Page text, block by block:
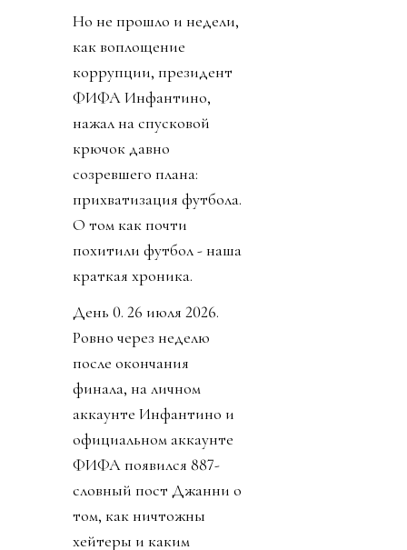
Но не прошло и недели,
как воплощение
коррупции, президент
ФИФА Инфантино,
нажал на спусковой
крючок давно
созревшего плана:
прихватизация футбола.
О том как почти
похитили футбол - наша
краткая хроника.
День 0. 26 июля 2026.
Ровно через неделю
после окончания
финала, на личном
аккаунте Инфантино и
официальном аккаунте
ФИФА появился 887-
словный пост Джанни о
том, как ничтожны
хейтеры и каким